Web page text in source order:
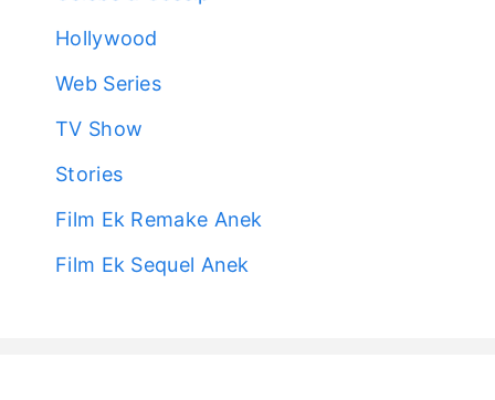
Hollywood
Web Series
TV Show
Stories
Film Ek Remake Anek
Film Ek Sequel Anek